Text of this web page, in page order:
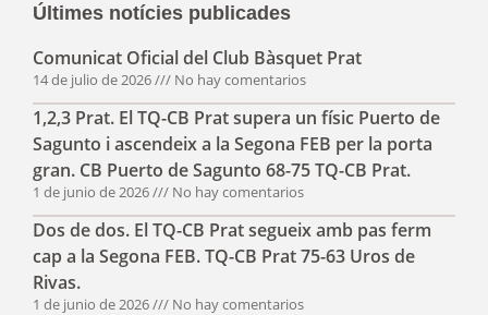
Últimes notícies publicades
Comunicat Oficial del Club Bàsquet Prat
14 de julio de 2026 No hay comentarios
1,2,3 Prat. El TQ-CB Prat supera un físic Puerto de
Sagunto i ascendeix a la Segona FEB per la porta
gran. CB Puerto de Sagunto 68-75 TQ-CB Prat.
1 de junio de 2026 No hay comentarios
Dos de dos. El TQ-CB Prat segueix amb pas ferm
cap a la Segona FEB. TQ-CB Prat 75-63 Uros de
Rivas.
1 de junio de 2026 No hay comentarios